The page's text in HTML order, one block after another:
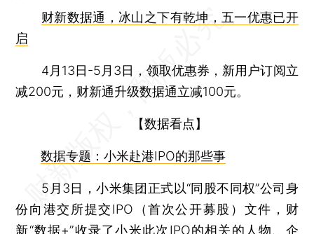
财新数据通，冰山之下有乾坤，五一优惠已开
启
4月13日-5月3日，领取优惠券，新用户订阅立
减200元，财新通升级数据通立减100元。
【数据看点】
数据专题：小米赴港IPO的那些事
5月3日，小米集团正式以“同股不同权”公司身
份向港交所提交IPO（首次公开募股）文件，财
新“数据+”收录了小米此次IPO的相关的人物、企